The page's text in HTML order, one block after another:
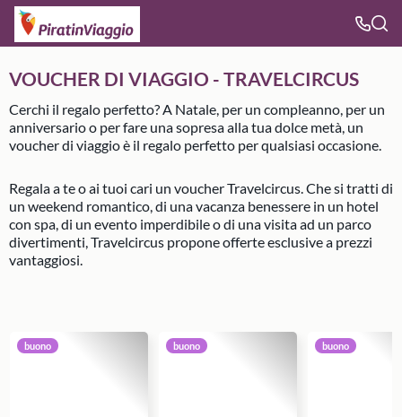
VOUCHER DI VIAGGIO - TRAVELCIRCUS
Cerchi il regalo perfetto? A Natale, per un compleanno, per un
anniversario o per fare una sopresa alla tua dolce metà, un
voucher di viaggio è il regalo perfetto per qualsiasi occasione.
Regala a te o ai tuoi cari un voucher Travelcircus. Che si tratti di
un weekend romantico, di una vacanza benessere in un hotel
con spa, di un evento imperdibile o di una visita ad un parco
divertimenti, Travelcircus propone offerte esclusive a prezzi
vantaggiosi.
buono buono buono